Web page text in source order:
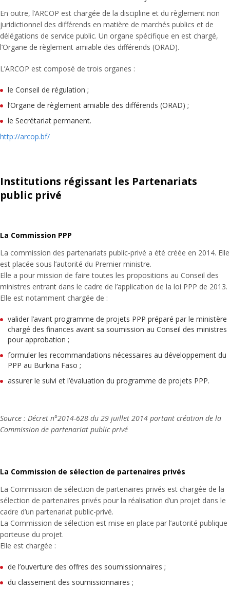
En outre, l’ARCOP est chargée de la discipline et du règlement non
juridictionnel des différends en matière de marchés publics et de
délégations de service public. Un organe spécifique en est chargé,
l’Organe de règlement amiable des différends (ORAD).
L’ARCOP est composé de trois organes :
le Conseil de régulation ;
l’Organe de règlement amiable des différends (ORAD) ;
le Secrétariat permanent.
http://arcop.bf/
Institutions régissant les Partenariats
public privé
La Commission PPP
La commission des partenariats public-privé a été créée en 2014. Elle
est placée sous l’autorité du Premier ministre.
Elle a pour mission de faire toutes les propositions au Conseil des
ministres entrant dans le cadre de l’application de la loi PPP de 2013.
Elle est notamment chargée de :
valider l’avant programme de projets PPP préparé par le ministère
chargé des finances avant sa soumission au Conseil des ministres
pour approbation ;
formuler les recommandations nécessaires au développement du
PPP au Burkina Faso ;
assurer le suivi et l’évaluation du programme de projets PPP.
Source : Décret n°2014-628 du 29 juillet 2014 portant création de la
Commission de partenariat public privé
La Commission de sélection de partenaires privés
La Commission de sélection de partenaires privés est chargée de la
sélection de partenaires privés pour la réalisation d’un projet dans le
cadre d’un partenariat public-privé.
La Commission de sélection est mise en place par l’autorité publique
porteuse du projet.
Elle est chargée :
de l’ouverture des offres des soumissionnaires ;
du classement des soumissionnaires ;